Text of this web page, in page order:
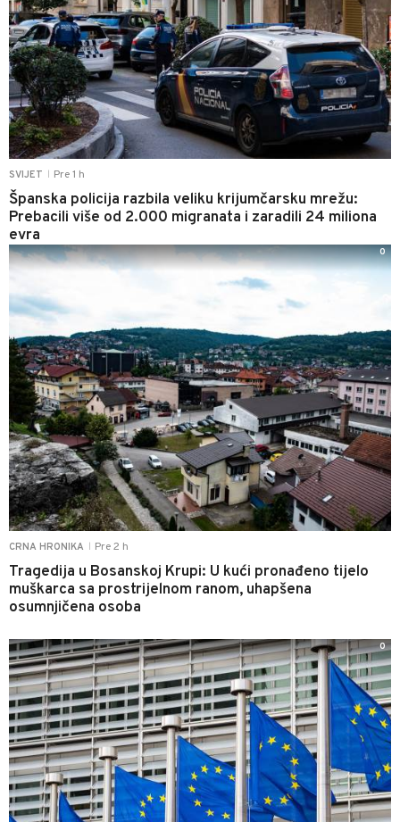
SVIJET Pre 1 h
Španska policija razbila veliku krijumčarsku mrežu:
Prebacili više od 2.000 migranata i zaradili 24 miliona
evra
CRNA HRONIKA Pre 2 h
Tragedija u Bosanskoj Krupi: U kući pronađeno tijelo
muškarca sa prostrijelnom ranom, uhapšena
osumnjičena osoba
0
0